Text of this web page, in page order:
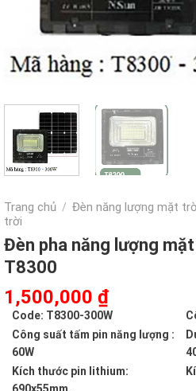
Trang chủ / Đèn năng lượng mặt
trời
Đèn pha năng lượng
T8300
Giá
gốc
là:
3,062,000 ₫.
1,500,000 ₫Giá
hiện
tại
Code: T8300-300W
Công suất tấm pin năng lượng :
60W
Kích thước pin lithium: